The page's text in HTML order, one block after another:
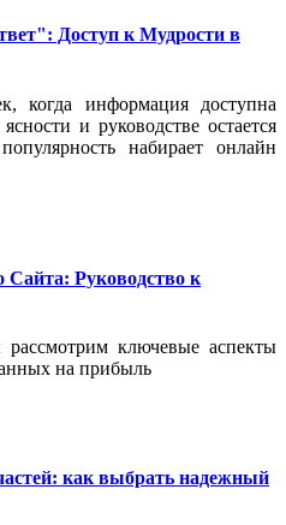
Доступ к Мудрости в
когда информация доступна
и руководстве остается
набирает онлайн
Руководство к
ключевые аспекты
на прибыль
как выбрать надежный